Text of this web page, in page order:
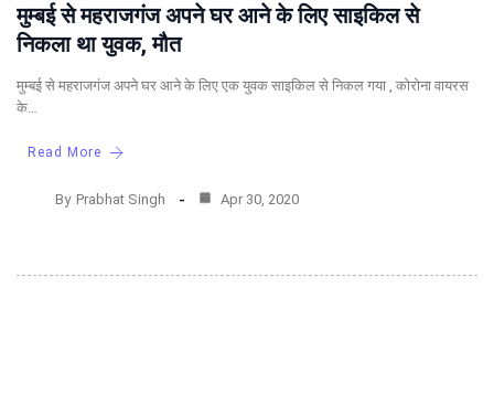
मुम्बई से महराजगंज अपने घर आने के लिए साइकिल से
निकला था युवक, मौत
मुम्बई से महराजगंज अपने घर आने के लिए एक युवक साइकिल से निकल गया , कोरोना वायरस
के…
Read More
By Prabhat Singh Apr 30, 2020